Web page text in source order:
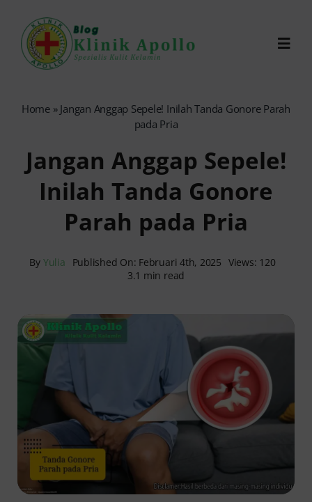
content
Reservasi Online
Home » Jangan Anggap Sepele! Inilah Tanda Gonore Parah
pada Pria
Jangan Anggap Sepele!
Inilah Tanda Gonore
Parah pada Pria
By Yulia Published On: Februari 4th, 2025 Views: 120
3.1 min read